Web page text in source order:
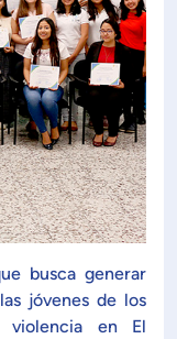
busca generar
jóvenes de los
violencia en El